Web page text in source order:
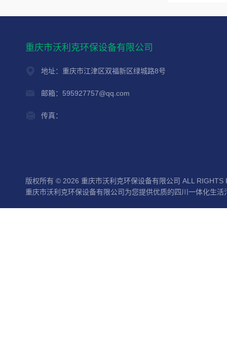
重庆市沃利克环保设备有限公司
地址：重庆市江津区双福新区绿城路8号
邮箱：595927757@qq.com
传真：
版权所有 © 2026 重庆市沃利克环保设备有限公司 ALL RIGHTS
重庆市沃利克环保设备有限公司为您提供优质的四川一体化生